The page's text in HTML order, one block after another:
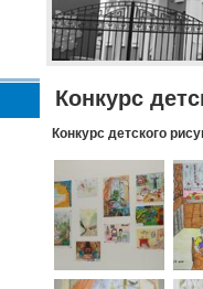
Конкурс
Конкурс детского